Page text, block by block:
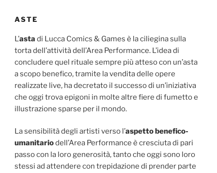
ASTE
L’asta di Lucca Comics & Games è la ciliegina sulla
torta dell’attività dell’Area Performance. L’idea di
concludere quel rituale sempre più atteso con un’asta
a scopo benefico, tramite la vendita delle opere
realizzate live, ha decretato il successo di un’iniziativa
che oggi trova epigoni in molte altre fiere di fumetto e
illustrazione sparse per il mondo.
La sensibilità degli artisti verso l’aspetto benefico-
umanitariodell’Area Performance è cresciuta di pari
passo con la loro generosità, tanto che oggi sono loro
stessi ad attendere con trepidazione di prender parte